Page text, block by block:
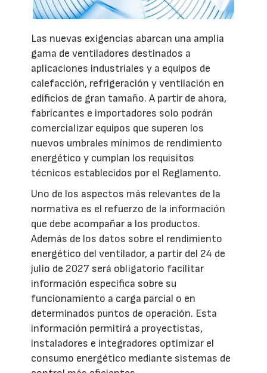
Las nuevas exigencias abarcan una amplia
gama de ventiladores destinados a
aplicaciones industriales y a equipos de
calefacción, refrigeración y ventilación en
edificios de gran tamaño. A partir de ahora,
fabricantes e importadores solo podrán
comercializar equipos que superen los
nuevos umbrales mínimos de rendimiento
energético y cumplan los requisitos
técnicos establecidos por el Reglamento.
Uno de los aspectos más relevantes de la
normativa es el refuerzo de la información
que debe acompañar a los productos.
Además de los datos sobre el rendimiento
energético del ventilador, a partir del 24 de
julio de 2027 será obligatorio facilitar
información específica sobre su
funcionamiento a carga parcial o en
determinados puntos de operación. Esta
información permitirá a proyectistas,
instaladores e integradores optimizar el
consumo energético mediante sistemas de